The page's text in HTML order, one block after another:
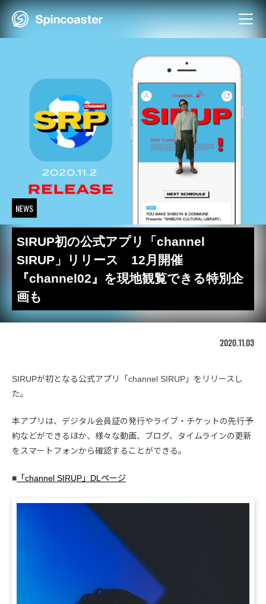
Skip
NEWS
SIRUP初の公式アプリ「channel
SIRUP」リリース 12月開催
『channel02』を現地観覧できる特別企
画も
2020.11.03
SIRUPが初となる公式アプリ「channel SIRUP」をリリースし
た。
本アプリは、デジタル会員証の発行やライブ・チケットの先行予
約などができるほか、様々な動画、ブログ、タイムラインの更新
をスマートフォンから確認することができる。
■ 「channel SIRUP」DLページ